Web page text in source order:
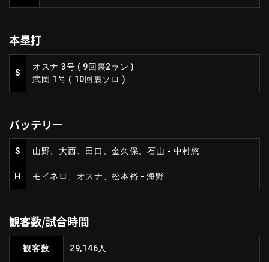
交流戦
オリックス・バファローズ
福岡ソフトバンクホークス
設定
本塁打
S
オスナ 3号 ( 9回裏2ラン )
武岡 1号 ( 10回裏ソロ )
バッテリー
S 山野、大西、田口、金久保、石山 - 中村悠
H モイネロ、オスナ、松本裕 - 海野
観客数/試合時間
観客数 29,146人